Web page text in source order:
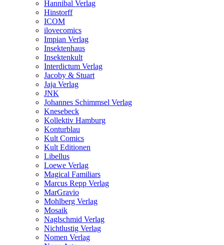
Hannibal Verlag
Hinstorff
ICOM
ilovecomics
Impian Verlag
Insektenhaus
Insektenkult
Interdictum Verlag
Jacoby & Stuart
Jaja Verlag
JNK
Johannes Schimmsel Verlag
Knesebeck
Kollektiv Hamburg
Konturblau
Kult Comics
Kult Editionen
Libellus
Loewe Verlag
Magical Familiars
Marcus Repp Verlag
MarGravio
Mohlberg Verlag
Mosaik
Naglschmid Verlag
Nichtlustig Verlag
Nomen Verlag